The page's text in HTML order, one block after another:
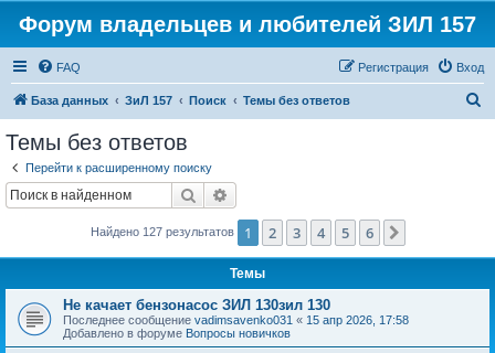
Форум владельцев и любителей ЗИЛ 157
FAQ Вход
Регистрация
База данных ЗиЛ 157 Поиск Темы без ответов
Темы без ответов
Перейти к расширенному поиску
Поиск
Найдено 127 результатов 1 2 3 4 5 6
Темы
Не качает бензонасос ЗИЛ 130зил 130
Последнее сообщение vadimsavenko031 « 15 апр 2026, 17:58
Добавлено в форуме Вопросы новичков